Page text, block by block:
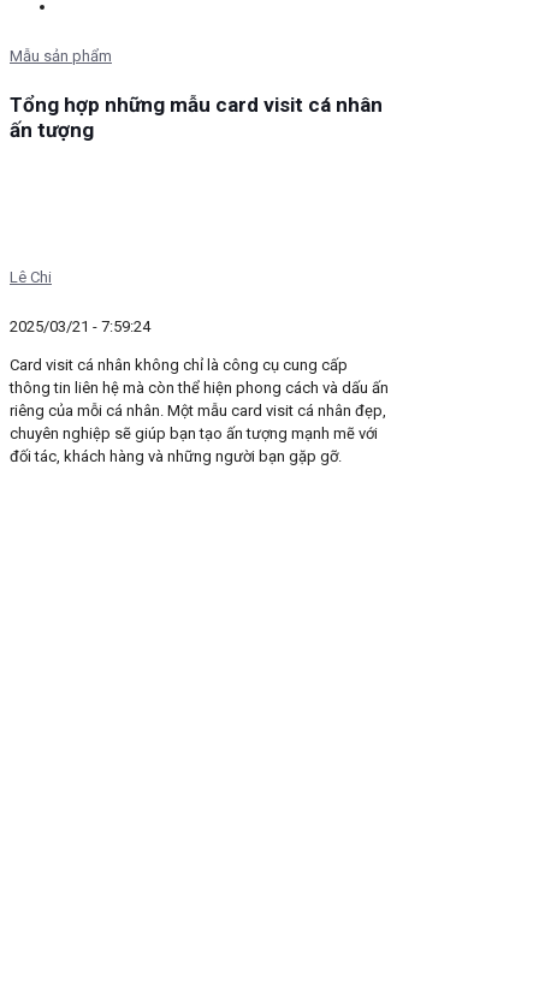
Mẫu sản phẩm
Tổng hợp những mẫu card visit cá nhân
ấn tượng
Lê Chi
2025/03/21 - 7:59:24
Card visit cá nhân không chỉ là công cụ cung cấp
thông tin liên hệ mà còn thể hiện phong cách và dấu ấn
riêng của mỗi cá nhân. Một mẫu card visit cá nhân đẹp,
chuyên nghiệp sẽ giúp bạn tạo ấn tượng mạnh mẽ với
đối tác, khách hàng và những người bạn gặp gỡ.